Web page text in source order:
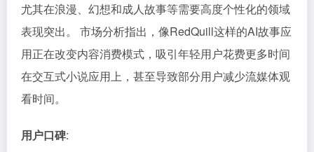
尤其在浪漫、幻想和成人故事等需要高度个性化的领域
表现突出。 市场分析指出，像RedQuill这样的AI故事应
用正在改变内容消费模式，吸引年轻用户花费更多时间
在交互式小说应用上，甚至导致部分用户减少流媒体观
看时间。
用户口碑: